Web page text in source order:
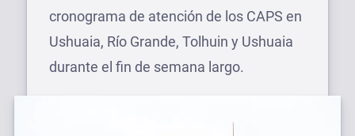
cronograma de atención de los CAPS en
Ushuaia, Río Grande, Tolhuin y Ushuaia
durante el fin de semana largo.